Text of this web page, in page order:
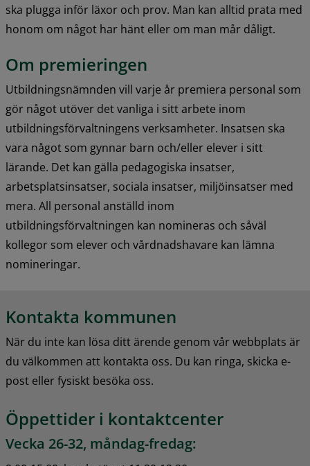
ska plugga inför läxor och prov. Man kan alltid prata med
honom om något har hänt eller om man mår dåligt.
Om premieringen
Utbildningsnämnden vill varje år premiera personal som
gör något utöver det vanliga i sitt arbete inom
utbildningsförvaltningens verksamheter. Insatsen ska
vara något som gynnar barn och/eller elever i sitt
lärande. Det kan gälla pedagogiska insatser,
arbetsplatsinsatser, sociala insatser, miljöinsatser med
mera. All personal anställd inom
utbildningsförvaltningen kan nomineras och såväl
kollegor som elever och vårdnadshavare kan lämna
nomineringar.
Kontakta kommunen
När du inte kan lösa ditt ärende genom vår webbplats är
du välkommen att kontakta oss. Du kan ringa, skicka e-
post eller fysiskt besöka oss.
Öppettider i kontaktcenter
Vecka 26-32, måndag-fredag: